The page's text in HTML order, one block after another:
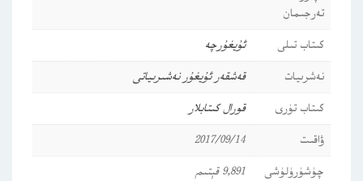
تەرجىمان
كىتاب تىلى
ئۇيغۇرچە
نەشرىيات
قەشقەر ئۇيغۇر نەشىرىياتى
كىتاب تۈرى
قورال كىتابلار
ۋاقىت
2017/09/14
چۈشۈرۈلۈشى
9,891 قېتىم